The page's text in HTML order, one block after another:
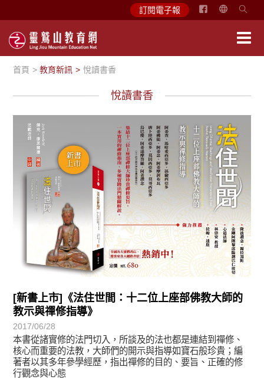
訂閱電子報
简
首頁 教育新訊 悅讀書香
悅讀書香
[新書上市]《法住世間：十二位上座部佛教大師的
教示與禪修指導》
2017/06/28
本書從諸實修的法門切入，所談及的法也都是連結到禪修、
核心而重要的法教，大師們的開示與指導如寶石般珍貴；編
著者以其多年參學經歷，指出禪修的目的、要旨、正確的修
行觀念與心態
悅讀書香